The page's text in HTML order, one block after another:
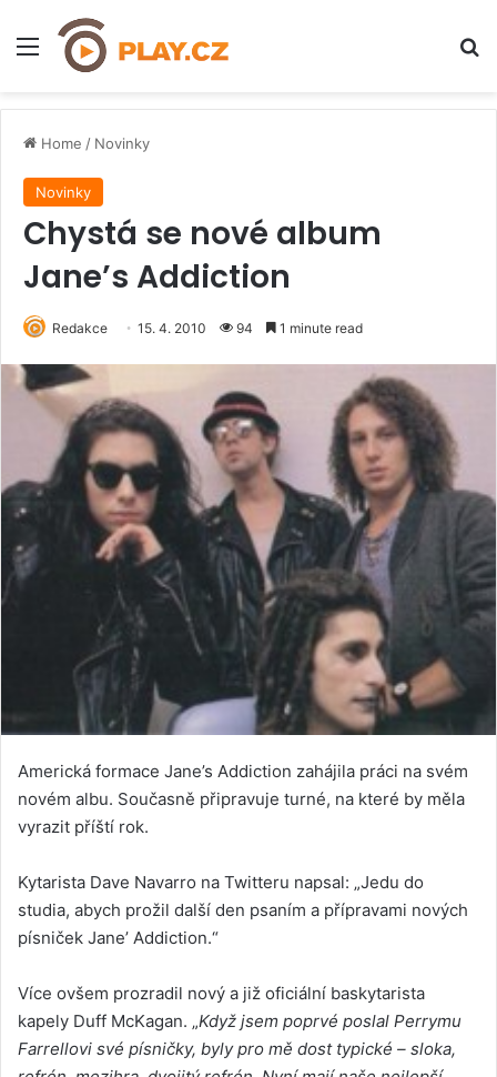
Menu
Home / Novinky
Novinky
Chystá se nové album
Jane’s Addiction
Redakce 15. 4. 2010 94 1 minute read
Americká formace Jane’s Addiction zahájila práci na svém
novém albu. Současně připravuje turné, na které by měla
vyrazit příští rok.
Kytarista Dave Navarro na Twitteru napsal: „Jedu do
studia, abych prožil další den psaním a přípravami nových
písniček Jane’ Addiction.“
Více ovšem prozradil nový a již oficiální baskytarista
kapely Duff McKagan. „Když jsem poprvé poslal Perrymu
Farrellovi své písničky, byly pro mě dost typické – sloka,